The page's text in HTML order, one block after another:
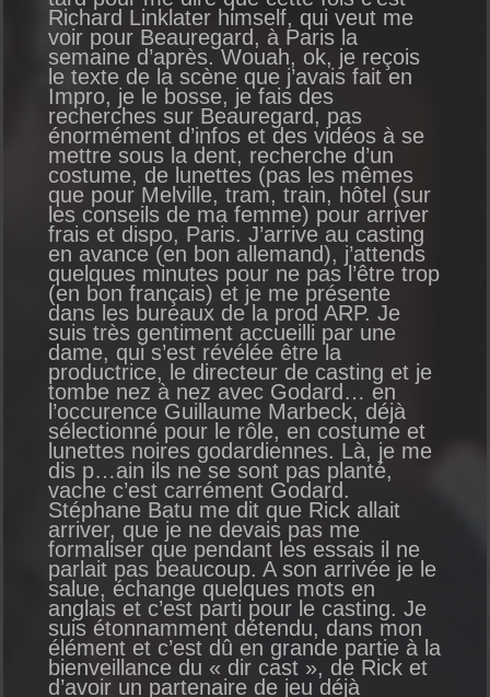
Richard Linklater himself, qui veut me
voir pour Beauregard, à Paris la
semaine d’après. Wouah, ok, je reçois
le texte de la scène que j’avais fait en
Impro, je le bosse, je fais des
recherches sur Beauregard, pas
énormément d’infos et des vidéos à se
mettre sous la dent, recherche d’un
costume, de lunettes (pas les mêmes
que pour Melville, tram, train, hôtel (sur
les conseils de ma femme) pour arriver
frais et dispo, Paris. J’arrive au casting
en avance (en bon allemand), j’attends
quelques minutes pour ne pas l’être trop
(en bon français) et je me présente
dans les bureaux de la prod ARP. Je
suis très gentiment accueilli par une
dame, qui s’est révélée être la
productrice, le directeur de casting et je
tombe nez à nez avec Godard… en
l’occurence Guillaume Marbeck, déjà
sélectionné pour le rôle, en costume et
lunettes noires godardiennes. Là, je me
dis p…ain ils ne se sont pas planté,
vache c’est carrément Godard.
Stéphane Batu me dit que Rick allait
arriver, que je ne devais pas me
formaliser que pendant les essais il ne
parlait pas beaucoup. A son arrivée je le
salue, échange quelques mots en
anglais et c’est parti pour le casting. Je
suis étonnamment détendu, dans mon
élément et c’est dû en grande partie à la
bienveillance du « dir cast », de Rick et
d’avoir un partenaire de jeu déjà